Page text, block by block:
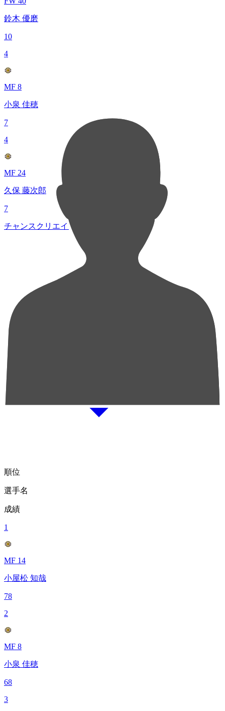
鈴木 優磨
10
4
MF 8
小泉 佳穂
7
4
MF 24
久保 藤次郎
7
チャンスクリエイト総数
順位
選手名
成績
1
MF 14
小屋松 知哉
78
2
MF 8
小泉 佳穂
68
3